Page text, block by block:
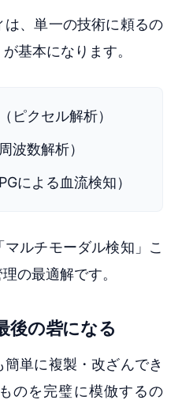
、単一の技術に頼るの
基本になります。
（ピクセル解析）
周波数解析）
による血流検知）
ルチモーダル検知」こ
の最適解です。
後の砦になる
単に複製・改ざんでき
のを完璧に模倣するの